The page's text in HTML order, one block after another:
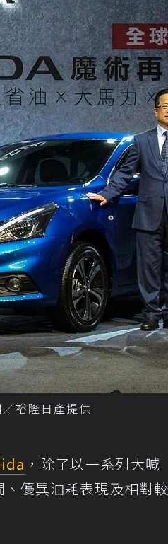
裕隆日產提供
，除了以一系列大
優異油耗表現及相對